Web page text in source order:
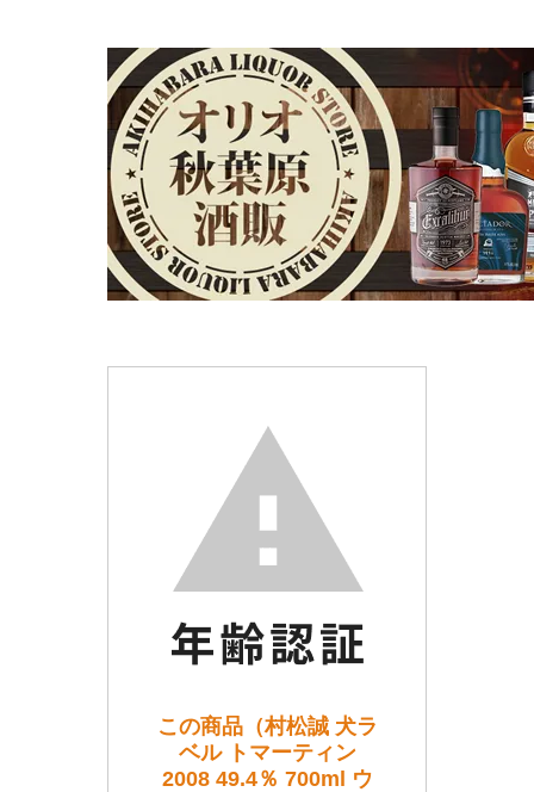
この商品（村松誠 犬ラ
ベル トマーティン
2008 49.4％ 700ml ウ